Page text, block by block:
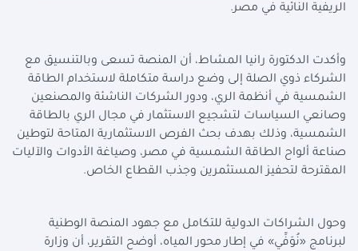
الريفية النائية في مصر.
وأكدت الدكتورة رانيا المشاط، أن المنصة تسعى وبالتنسيق مع
الشركاء ذوي الصلة إلى وضع دراسة متكاملة لاستخدام الطاقة
الشمسية في أنظمة الري، ودور الشركات الناشئة والمصنعين
وصانعي السياسات لتشجيع الاستثمار في مجال الري بالطاقة
الشمسية، وذلك بهدف بحث الفرص الاستثمارية المتاحة لتوطين
صناعة ألواح الطاقة الشمسية في مصر، وصياغة الأدوات والآليات
المقترحة لتحفيز المستثمرين وجذب القطاع الخاص.
وحول الشراكات الدولية للتكامل مع جهود المنصة الوطنية
لبرنامج «نُوَفِّي» في إطار محور المياه، أوضح التقرير، أن وزارة